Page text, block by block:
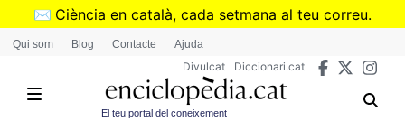
Vés
✉️ Ciència en català, cada setmana al teu correu.
➜Subscriu-te al butlletí de Divulcat
Qui som Blog Contacte Ajuda
Divulcat Diccionari.cat
El teu portal del coneixement